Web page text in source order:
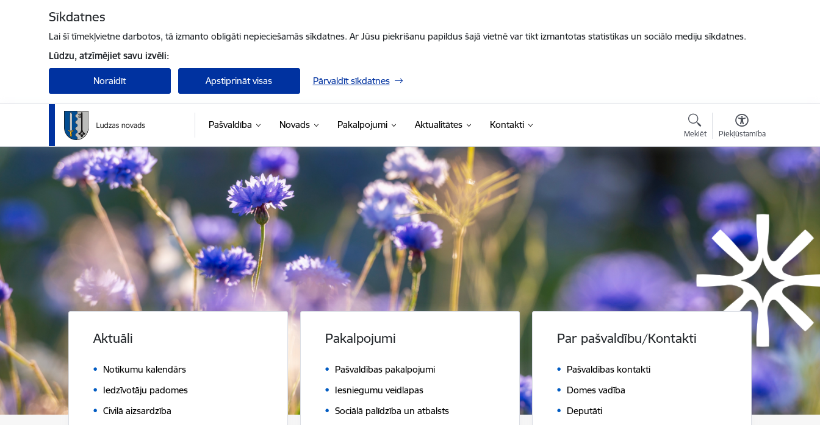
Sīkdatnes
Lai šī tīmekļvietne darbotos, tā izmanto obligāti nepieciešamās sīkdatnes. Ar Jūsu piekrišanu papildus šajā vietnē var tikt izmantotas statistikas un sociālo mediju sīkdatnes.
Lūdzu, atzīmējiet savu izvēli:
Noraidīt Apstiprināt visas Pārvaldīt sīkdatnes
Pašvaldība Novads Pakalpojumi Aktualitātes Kontakti
Meklēt Piekļūstamība
Ludzas novada pašvaldība
Aktuāli
Notikumu kalendārs
Iedzīvotāju padomes
Civilā aizsardzība
Pakalpojumi
Pašvaldības pakalpojumi
Iesniegumu veidlapas
Sociālā palīdzība un atbalsts
Par pašvaldību/Kontakti
Pašvaldības kontakti
Domes vadība
Deputāti